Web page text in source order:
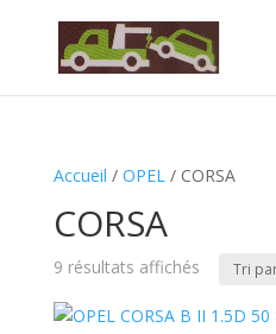
Accueil / OPEL/ CORSA
CORSA
9 résultats affichés